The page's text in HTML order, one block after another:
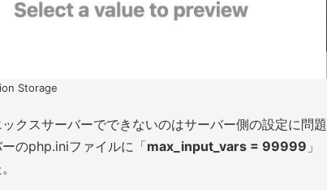
Storage
クスサーバーでできないのはサーバー側の設定に問題
のphp.iniファイルに「max_input_vars = 99999 」